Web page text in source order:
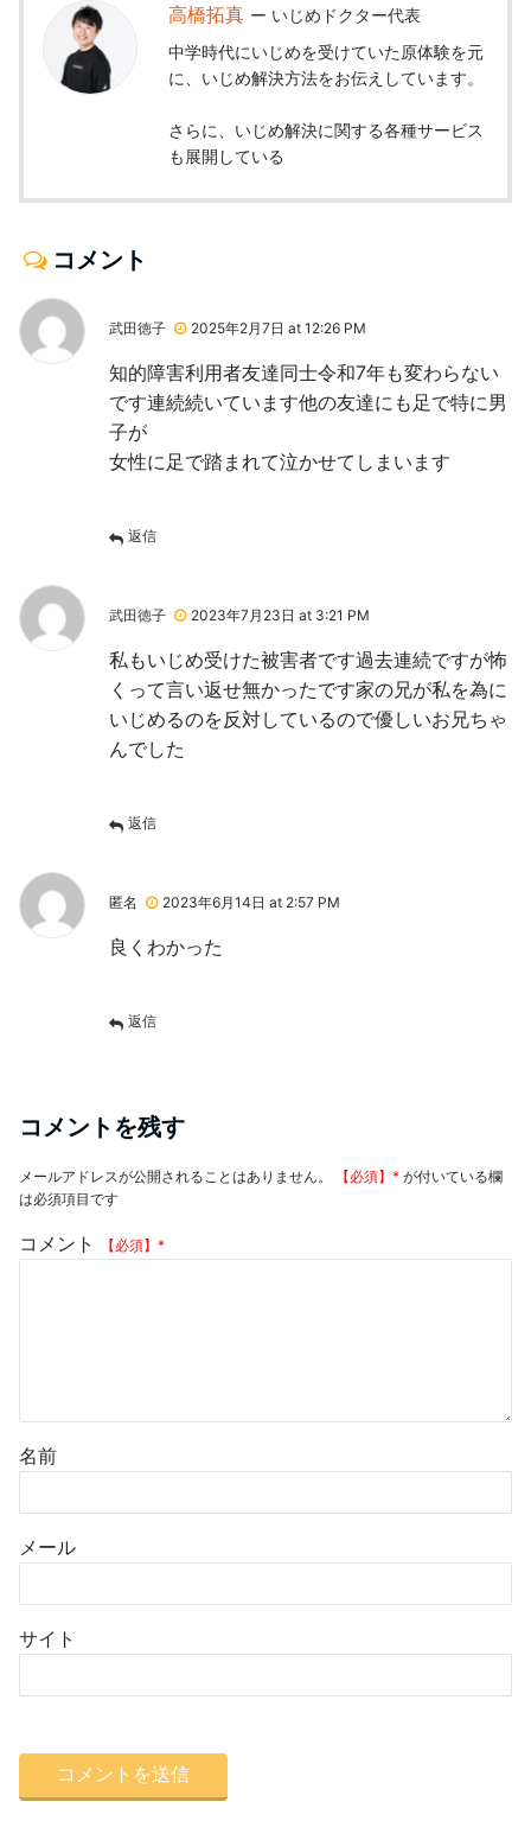
高橋拓真
いじめドクター代表
中学時代にいじめを受けていた原体験を元
に、いじめ解決方法をお伝えしています。
さらに、いじめ解決に関する各種サービス
も展開している
コメント
武田徳子 2025年2月7日 at 12:26 PM
知的障害利用者友達同士令和7年も変わらない
です連続続いています他の友達にも足で特に男
子が
女性に足で踏まれて泣かせてしまいます
返信
武田徳子 2023年7月23日 at 3:21 PM
私もいじめ受けた被害者です過去連続ですが怖
くって言い返せ無かったです家の兄が私を為に
いじめるのを反対しているので優しいお兄ちゃ
んでした
返信
匿名 2023年6月14日 at 2:57 PM
良くわかった
返信
コメントを残す
メールアドレスが公開されることはありません。 * が付いている欄
は必須項目です
コメント *
名前
メール
サイト